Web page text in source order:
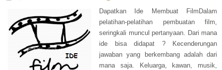
Dapatkan Ide Membuat FilmDalam
pelatihan-pelatihan pembuatan film,
seringkali muncul pertanyaan. Dari mana
ide bisa didapat ? Kecenderungan
jawaban yang berkembang adalah dari
mana saja. Keluarga, kawan, musik,